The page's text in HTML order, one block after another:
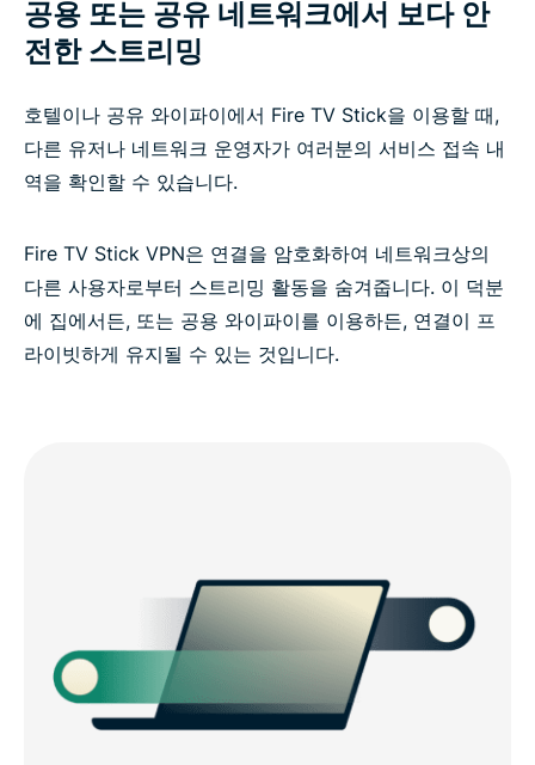
공용 또는 공유 네트워크에서 보다 안
전한 스트리밍
호텔이나 공유 와이파이에서 Fire TV Stick을 이용할 때,
다른 유저나 네트워크 운영자가 여러분의 서비스 접속 내
역을 확인할 수 있습니다.
Fire TV Stick VPN은 연결을 암호화하여 네트워크상의
다른 사용자로부터 스트리밍 활동을 숨겨줍니다. 이 덕분
에 집에서든, 또는 공용 와이파이를 이용하든, 연결이 프
라이빗하게 유지될 수 있는 것입니다.